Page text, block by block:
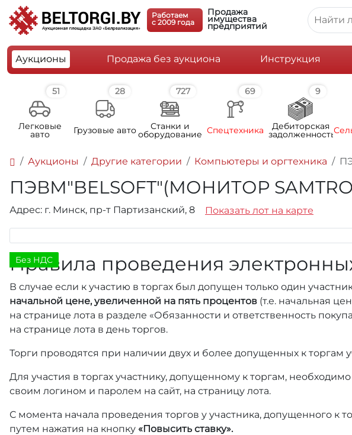
Работаем
c 2009 года
Продажа
имущества
предприятий
Аукционы Продажа без аукциона Инструкция
51
Легковые
авто
28
Грузовые авто
727
Станки и
оборудование
69
Спецтехника
9
Дебиторская
задолженность
Аукционы Другие категории Компьютеры и оргтехника
ПЭВМ"BELSOFT"(МОНИТОР
Адрес: г. Минск, пр-т Партизанский, 8 Показать лот на карте
Без НДС
Правила проведения
В случае если к участию в торгах был допущен только один
начальной цене, увеличенной на пять процентов (т.е. начальная
на странице лота в разделе «Обязанности и ответственность
на странице лота в день торгов.
Торги проводятся при наличии двух и более допущенных к торгам
Для участия в торгах участнику, допущенному к торгам,
своим логином и паролем на сайт, на страницу лота.
С момента начала проведения торгов у участника, допущенного к
путем нажатия на кнопку «Повысить ставку».